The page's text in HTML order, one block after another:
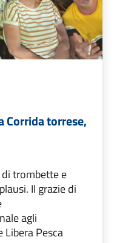
Corrida torrese,
trombette e
Il grazie di
agli
Pesca